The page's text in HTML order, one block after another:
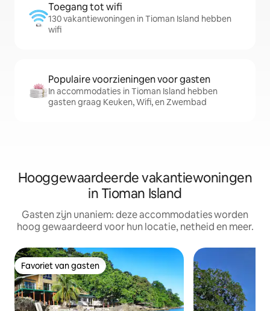
Toegang tot wifi
130 vakantiewoningen in Tioman Island hebben
wifi
Populaire voorzieningen voor gasten
In accommodaties in Tioman Island hebben
gasten graag Keuken, Wifi, en Zwembad
Hooggewaardeerde vakantiewoningen
in Tioman Island
Gasten zijn unaniem: deze accommodaties worden
hoog gewaardeerd voor hun locatie, netheid en meer.
Favoriet van gasten
Favoriet van gasten